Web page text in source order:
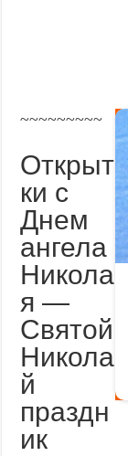
~~~~~~~~~
Открыт
ки с
Днем
ангела
Никола
я —
Святой
Никола
й
праздн
ик